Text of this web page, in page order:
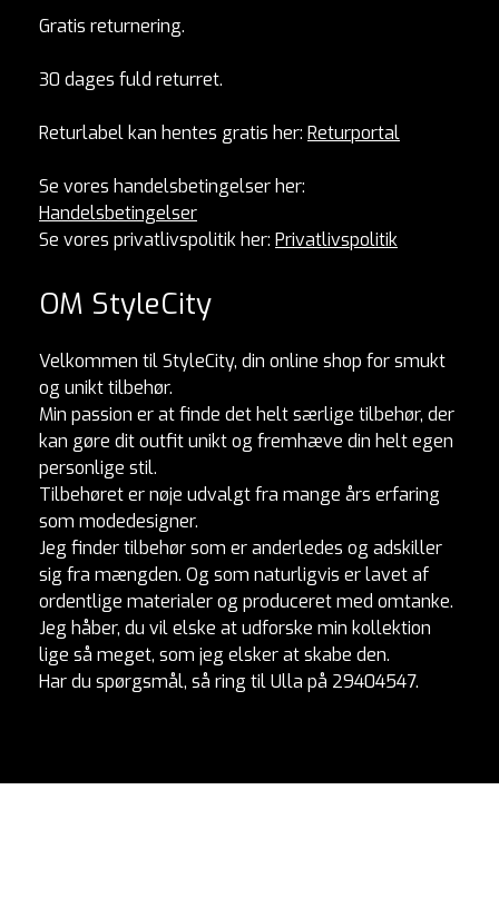
Gratis returnering.
30 dages fuld returret.
Returlabel kan hentes gratis her: Returportal
Se vores handelsbetingelser her:
Handelsbetingelser
Se vores privatlivspolitik her: Privatlivspolitik
OM StyleCity
Velkommen til StyleCity, din online shop for smukt
og unikt tilbehør.
Min passion er at finde det helt særlige tilbehør, der
kan gøre dit outfit unikt og fremhæve din helt egen
personlige stil.
Tilbehøret er nøje udvalgt fra mange års erfaring
som modedesigner.
Jeg finder tilbehør som er anderledes og adskiller
sig fra mængden. Og som naturligvis er lavet af
ordentlige materialer og produceret med omtanke.
Jeg håber, du vil elske at udforske min kollektion
lige så meget, som jeg elsker at skabe den.
Har du spørgsmål, så ring til Ulla på 29404547.